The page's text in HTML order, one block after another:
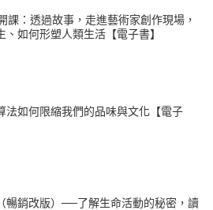
課：透過故事，走進藝術家創作現場，
、如何形塑人類生活【電子書】
法如何限縮我們的品味與文化【電子
暢銷改版）──了解生命活動的秘密，讀